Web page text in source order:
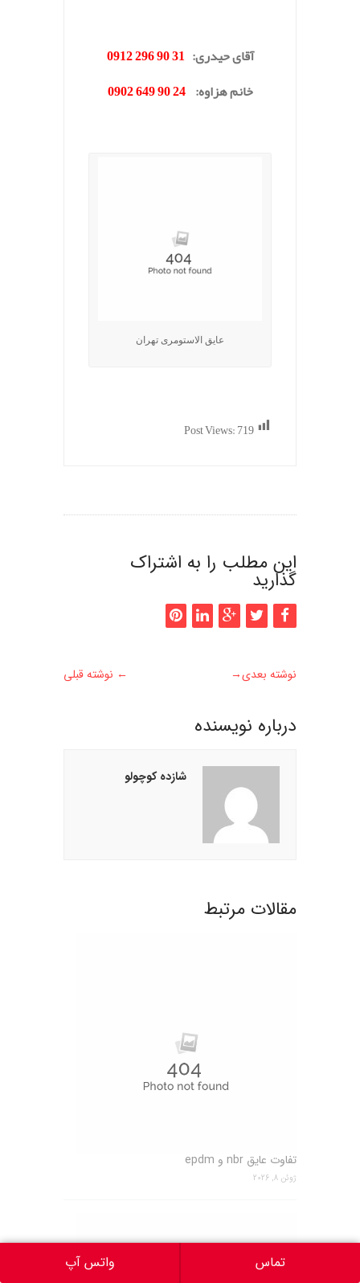
آقای حیدری:
31 90 296 0912
خانم هزاوه:
24 90 649 0902
عایق الاستومری تهران
Post Views:719
این مطلب را به اشتراک
گذارید
← نوشته قبلی نوشته بعدی→
درباره نويسنده
شازده کوچولو
مقالات مرتبط
تفاوت عایق nbr و epdm
ژوئن 8, 2026
تماس واتس آپ